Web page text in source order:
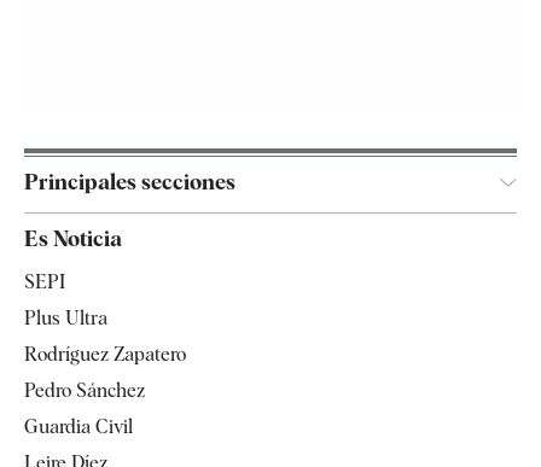
Principales secciones
España
Televisión
Es Noticia
SEPI
Plus Ultra
Rodríguez Zapatero
Pedro Sánchez
Guardia Civil